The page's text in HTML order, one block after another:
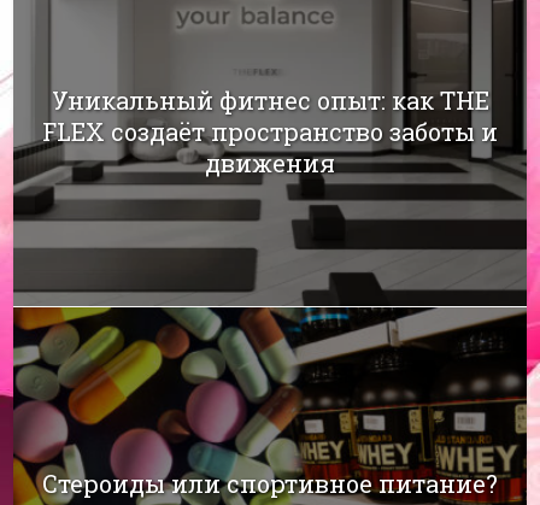
Уникальный фитнес опыт: как THE
FLEX создаёт пространство заботы и
движения
Стероиды или спортивное питание?